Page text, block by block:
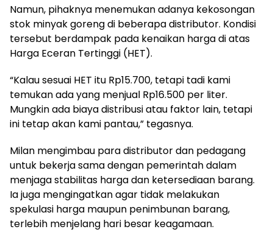
Namun, pihaknya menemukan adanya kekosongan
stok minyak goreng di beberapa distributor. Kondisi
tersebut berdampak pada kenaikan harga di atas
Harga Eceran Tertinggi (HET).
“Kalau sesuai HET itu Rp15.700, tetapi tadi kami
temukan ada yang menjual Rp16.500 per liter.
Mungkin ada biaya distribusi atau faktor lain, tetapi
ini tetap akan kami pantau,” tegasnya.
Milan mengimbau para distributor dan pedagang
untuk bekerja sama dengan pemerintah dalam
menjaga stabilitas harga dan ketersediaan barang.
Ia juga mengingatkan agar tidak melakukan
spekulasi harga maupun penimbunan barang,
terlebih menjelang hari besar keagamaan.